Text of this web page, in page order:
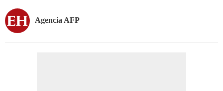
Agencia AFP